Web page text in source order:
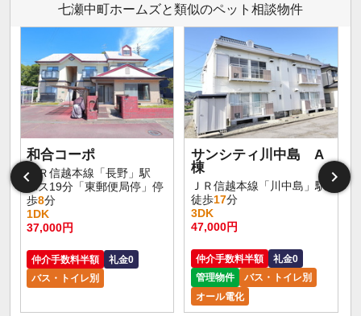
七瀬中町ホームズと類似のペット相談物件
和合コーポ
ＪＲ信越本線「長野」駅
バス19分「東郵便局停」停
歩8分
1DK
37,000円
仲介手数料半額
礼金0
バス・トイレ別
サンシティ川中島 A
棟
ＪＲ信越本線「川中島」駅
徒歩17分
3DK
47,000円
仲介手数料半額
礼金0
管理物件
バス・トイレ別
オール電化